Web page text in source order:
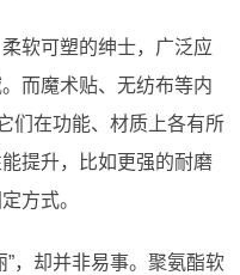
软可塑的绅士，广泛应
而魔术贴、无纺布等内
们在功能、材质上各有所
提升，比如更强的耐磨
方式。
，却并非易事。聚氨酯软